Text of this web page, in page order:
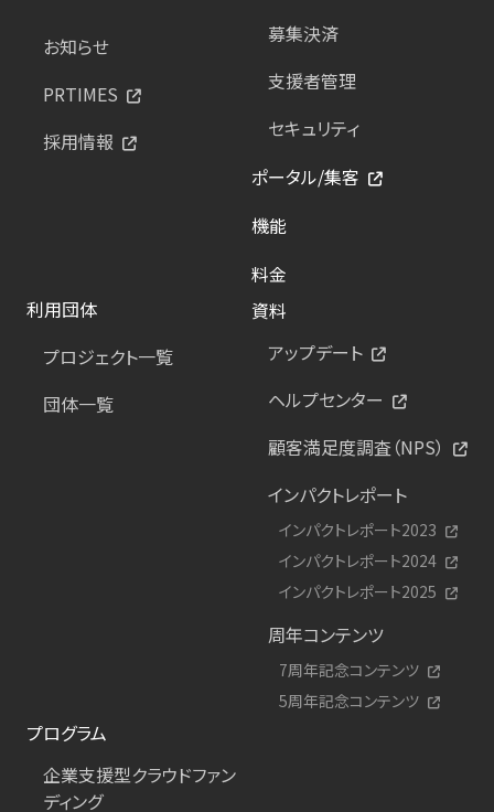
お知らせ
PRTIMES
採用情報
募集決済
支援者管理
セキュリティ
ポータル/集客
機能
料金
利用団体
プロジェクト一覧
団体一覧
資料
アップデート
ヘルプセンター
顧客満足度調査（NPS）
インパクトレポート
インパクトレポート2023
インパクトレポート2024
インパクトレポート2025
周年コンテンツ
7周年記念コンテンツ
5周年記念コンテンツ
プログラム
企業支援型クラウドファン
ディング